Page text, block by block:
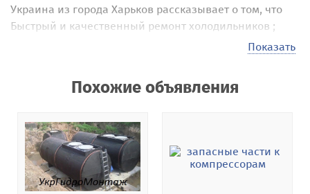
Украина из города Харьков рассказывает о том, что
Быстрый и качественный ремонт холодильников ;
актуально на сегодняшний
Наши посетители могут размещать на сайте самые
производителей. Стоимость своих услуг, товаров,
предложений они выставляют самостоятельно,
например в 1 грн. . Эта стоимость может быть в
гривне, долларах или евро, по коммерческому курсу
Показать
Похожие объявления